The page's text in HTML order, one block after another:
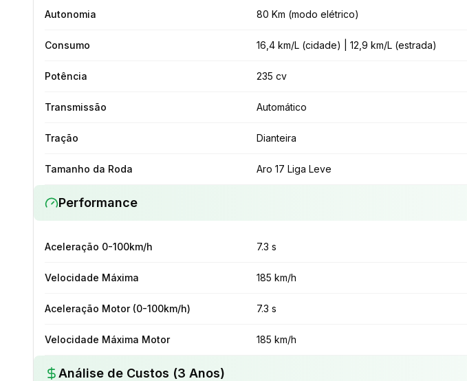
Autonomia 80 Km (modo elétrico)
Consumo 16,4 km/L (cidade) | 12,9 km/L (estrada)
Potência 235 cv
Transmissão Automático
Tração Dianteira
Tamanho da Roda Aro 17 Liga Leve
Performance
Aceleração 0-100km/h 7.3 s
Velocidade Máxima 185 km/h
Aceleração Motor (0-100km/h) 7.3 s
Velocidade Máxima Motor 185 km/h
Análise de Custos (3 Anos)